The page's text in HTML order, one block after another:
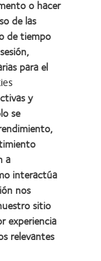
o hacer
de las
de tiempo
para el
y
se
a
interactúa
nos
sitio
experiencia
relevantes